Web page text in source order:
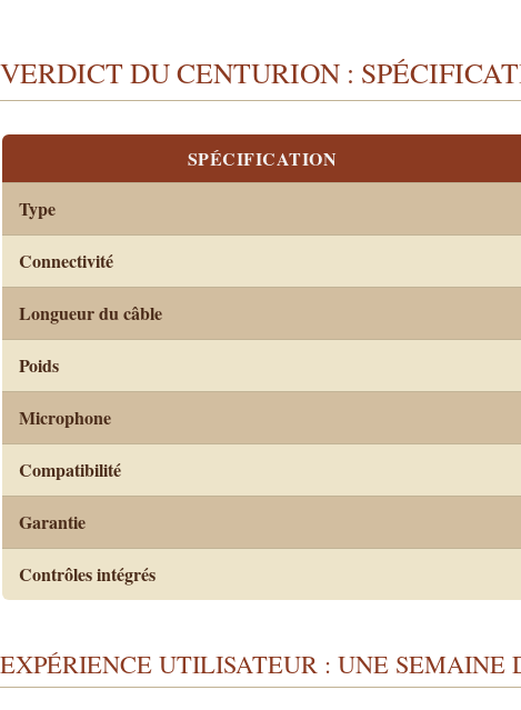
VERDICT DU CENTURION :
SPÉCIFICATION
Type
Connectivité
Longueur du câble
Poids
Microphone
Compatibilité
Garantie
Contrôles intégrés
EXPÉRIENCE UTILISATEUR : UNE